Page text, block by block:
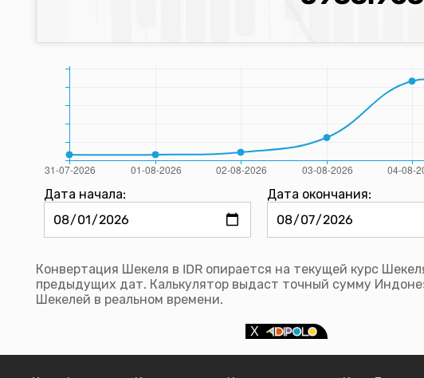
Дата начала: Дата окончания:
Конвертация Шекеля в IDR опирается на текущей курс
предыдущих дат. Калькулятор выдаст точный сумму
Шекелей в реальном времени.